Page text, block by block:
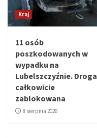
Kraj
11 osób
poszkodowanych w
wypadku na
Lubelszczyźnie. Droga
całkowicie
zablokowana
8 sierpnia 2026